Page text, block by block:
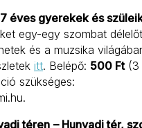
éves gyerekek és
egy-egy szombat
és a muzsika
itt. Belépő: 500 Ft(3
szükséges:
téren – Hunyadi tér,